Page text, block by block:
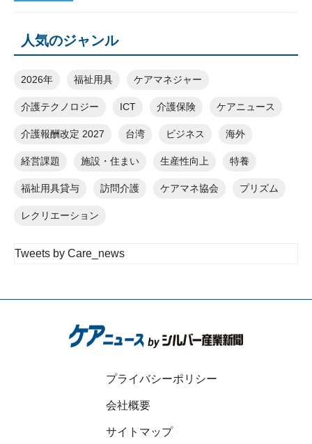
人気のジャンル
2026年 福祉用具 ケアマネジャー
介護テクノロジー ICT 介護保険 ケアニュース
介護報酬改定 2027 台湾 ビジネス 海外
経営課題 施設・住まい 生産性向上 特養
福祉用具貸与 訪問介護 ケアマネ協会 プリズム
レクリエーション
Tweets by Care_news
プライバシーポリシー
会社概要
サイトマップ